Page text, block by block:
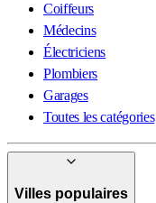
Coiffeurs
Médecins
Électriciens
Plombiers
Garages
Toutes les catégories
Villes populaires